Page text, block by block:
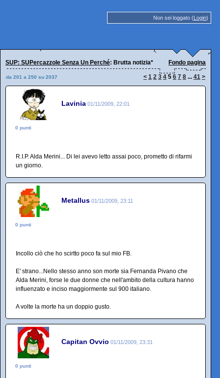
Non sei loggato (Login)
SUP: SUPercazzole Senza Un Perché: Brutta notizia* Fondo pagina
da 201 a 250 su 2037 < 1 2 3 4 5 6 7 8 ... 41 >
Lavinia 01/11/2009, 22:01
0 punti
R.I.P. Alda Merini... Di lei avevo letto assai poco, prometto di rifarmi
un giorno.
Metallus 01/11/2009, 23:11
0 punti
Incollo ciò che ho scirtto poco fa sul mio FB.
E' strano...Nello stesso anno son morte sia Fernanda Pivano che
Alda Merini, forse le due donne che nell'ambito della cultura hanno
influenzato e inciso maggiormente sul 900 italiano.
A volte la morte ha un doppio gusto.
Capitan Ovvio 01/11/2009, 23:31
0 punti